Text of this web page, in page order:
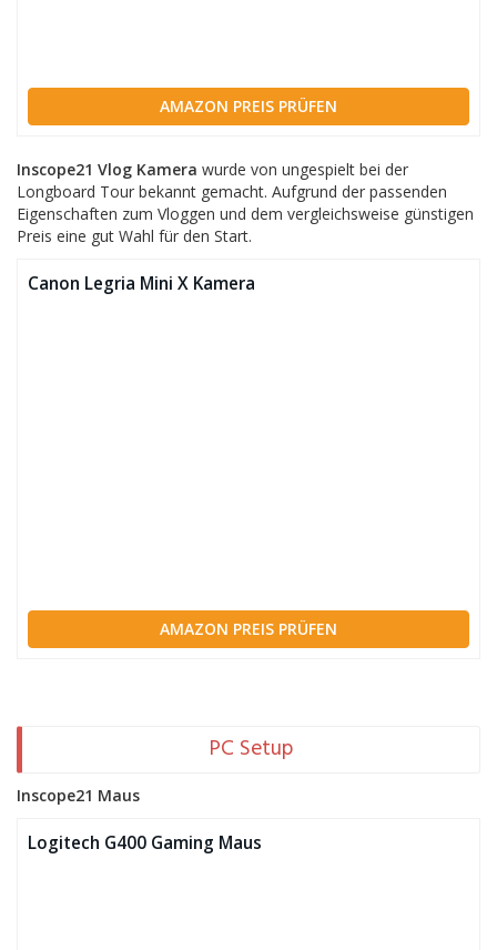
AMAZON PREIS PRÜFEN
Inscope21 Vlog Kamera wurde von ungespielt bei der
Longboard Tour bekannt gemacht. Aufgrund der passenden
Eigenschaften zum Vloggen und dem vergleichsweise günstigen
Preis eine gut Wahl für den Start.
Canon Legria Mini X Kamera
AMAZON PREIS PRÜFEN
PC Setup
Inscope21 Maus
Logitech G400 Gaming Maus